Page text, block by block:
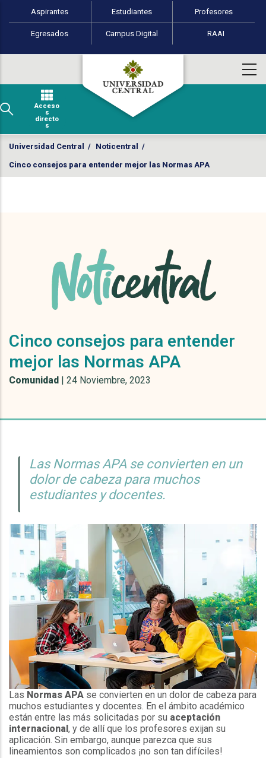
Pasar al contenido principal
Perfiles de usuario
Aspirantes Estudiantes Profesores
Egresados Campus Digital RAAI
Acceso
s
directo
s
Universidad Central / Noticentral /
Cinco consejos para entender mejor las Normas APA
Cinco consejos para entender
mejor las Normas APA
Comunidad | 24 Noviembre, 2023
Las Normas APA se convierten en un
dolor de cabeza para muchos
estudiantes y docentes.
Las Normas APA se convierten en un dolor de cabeza para
muchos estudiantes y docentes. En el ámbito académico
están entre las más solicitadas por su aceptación
internacional , y de allí que los profesores exijan su
aplicación. Sin embargo, aunque parezca que sus
lineamientos son complicados ¡no son tan difíciles!